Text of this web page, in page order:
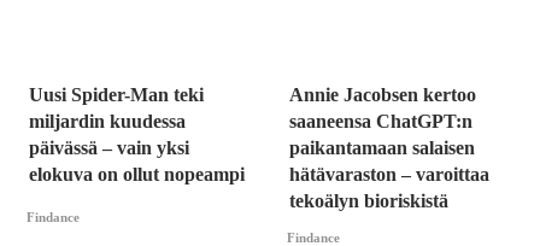
Uusi Spider-Man teki
miljardin kuudessa
päivässä – vain yksi
elokuva on ollut nopeampi
Findance
Annie Jacobsen kertoo
saaneensa ChatGPT:n
paikantamaan salaisen
hätävaraston – varoittaa
tekoälyn bioriskistä
Findance